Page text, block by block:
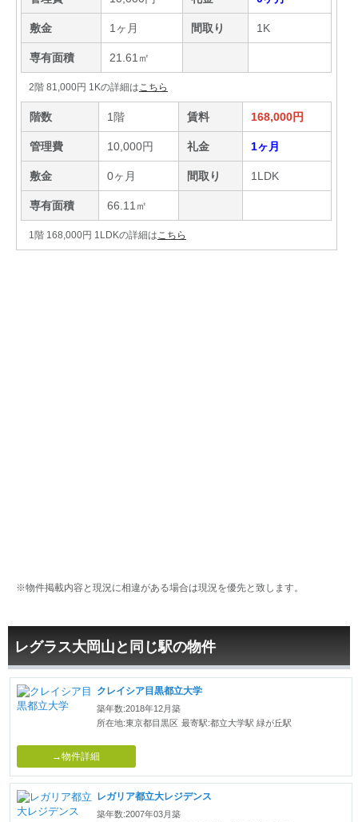
敷金 1ヶ月 間取り 1K
専有面積 21.61㎡
2階 81,000円 1Kの詳細は こちら
階数 1階 賃料 168,000円
管理費 10,000円 礼金 1ヶ月
敷金 0ヶ月 間取り 1LDK
専有面積 66.11㎡
1階 168,000円 1LDKの詳細は こちら
※物件掲載内容と現況に相違がある場合は現況を優先と致します。
レグラス大岡山と同じ駅の物件
クレイシア目黒都立大学
築年数:2018年12月築
所在地:東京都目黒区 最寄駅:都立大学駅 緑が丘駅
→物件詳細
レガリア都立大レジデンス
築年数:2007年03月築